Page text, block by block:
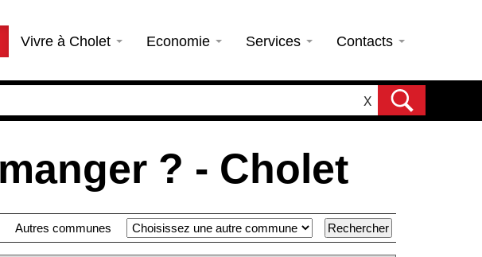
Vivre à Cholet Economie Services Contacts
X
? - Cholet
Autres communes